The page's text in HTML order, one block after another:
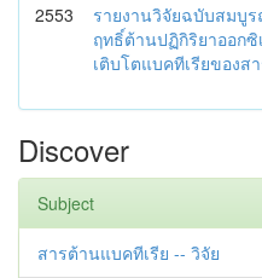
2553
รายงานวิจัยฉบับสมบู
ฤทธิ์ต้านปฏิกิริยาออก
เติบโตแบคทีเรียของส
Discover
Subject
สารต้านแบคทีเรีย -- วิจัย